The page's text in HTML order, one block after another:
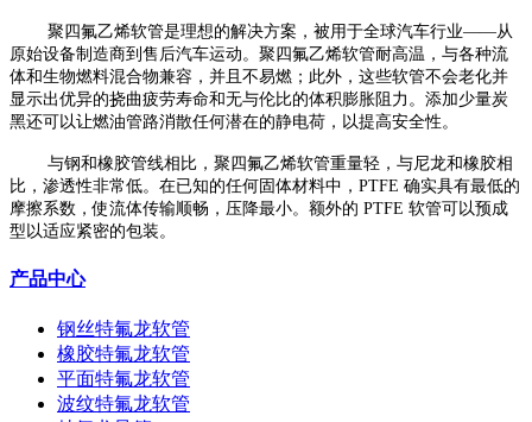
聚四氟乙烯软管是理想的解决方案，被用于全球汽车行业——从
原始设备制造商到售后汽车运动。聚四氟乙烯软管耐高温，与各种流
体和生物燃料混合物兼容，并且不易燃；此外，这些软管不会老化并
显示出优异的挠曲疲劳寿命和无与伦比的体积膨胀阻力。添加少量炭
黑还可以让燃油管路消散任何潜在的静电荷，以提高安全性。
与钢和橡胶管线相比，聚四氟乙烯软管重量轻，与尼龙和橡胶相
比，渗透性非常低。在已知的任何固体材料中，PTFE 确实具有最低的
摩擦系数，使流体传输顺畅，压降最小。额外的 PTFE 软管可以预成
型以适应紧密的包装。
产品中心
钢丝特氟龙软管
橡胶特氟龙软管
平面特氟龙软管
波纹特氟龙软管